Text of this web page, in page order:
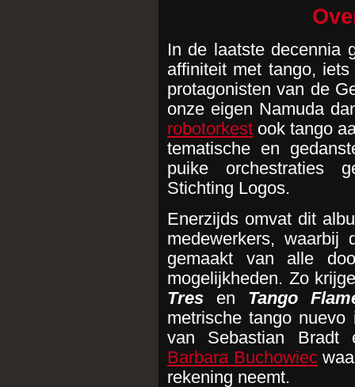
In de laatste decennia
affiniteit met tango,
protagonisten van de
onze eigen Namuda
robotorkest ook tango
tematische en
puike orchestraties
Stichting Logos.
Enerzijds omvat dit
medewerkers, waarbij
gemaakt van alle
mogelijkheden. Zo
Tres en Tango
metrische tango
van Sebastian
Barbara Buchowiec
rekening neemt.